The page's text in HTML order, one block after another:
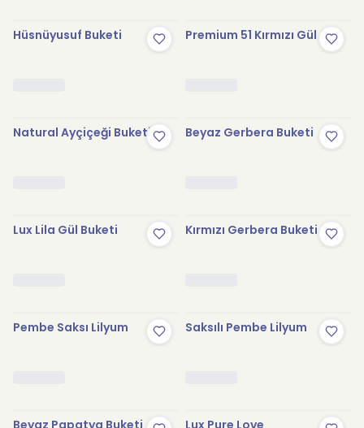
Hüsnüyusuf Buketi Premium 51 Kırmızı Gül
Natural Ayçiçeği Buketi Beyaz Gerbera Buketi
Lux Lila Gül Buketi Kırmızı Gerbera Buketi
Pembe Saksı Lilyum Saksılı Pembe Lilyum
Beyaz Papatya Buketi Lux Pure Love